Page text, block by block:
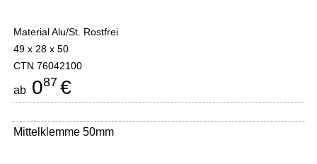
Material Alu/St. Rostfrei
49 x 28 x 50
CTN 76042100
ab 087 €
Mittelklemme 50mm